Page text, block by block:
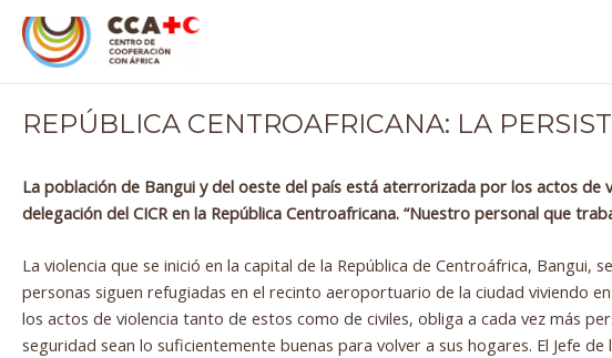
contenido
REPÚBLICA CENTROAFRICANA: LA
La población de Bangui y del oeste del país está aterrorizada por los actos
delegación del CICR en la República Centroafricana. “Nuestro personal que
La violencia que se inició en la capital de la República de Centroáfrica,
personas siguen refugiadas en el recinto aeroportuario de la ciudad viviendo
los actos de violencia tanto de estos como de civiles, obliga a cada vez más
seguridad sean lo suficientemente buenas para volver a sus hogares. El Jefe
Navegación
de
entradas